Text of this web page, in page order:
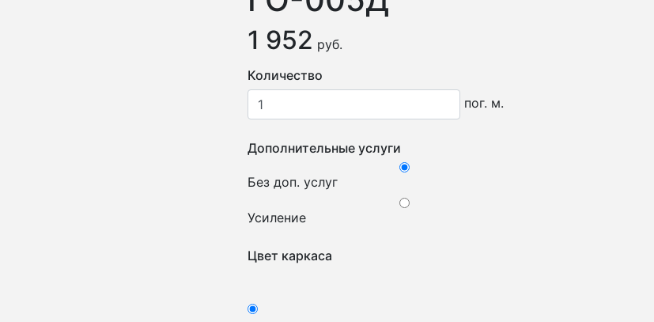
1 952 руб.
Количество
пог. м.
Дополнительные услуги
Без доп. услуг
Усиление
Цвет каркаса